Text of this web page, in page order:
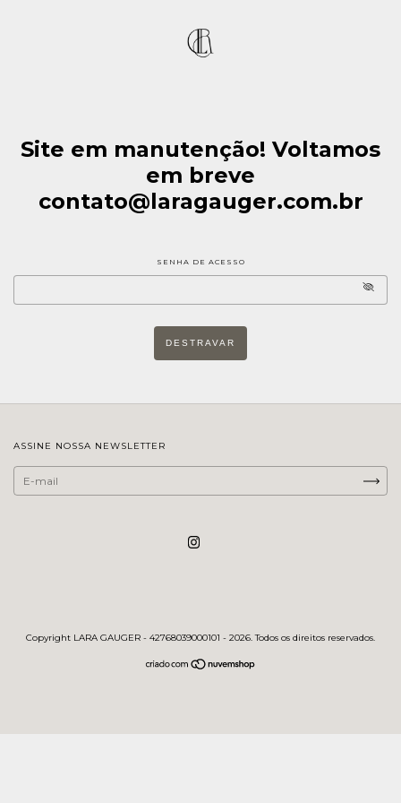
Site em manutenção! Voltamos
em breve
contato@laragauger.com.br
SENHA DE ACESSO
DESTRAVAR
ASSINE NOSSA NEWSLETTER
Copyright LARA GAUGER - 42768039000101 - 2026. Todos os direitos reservados.